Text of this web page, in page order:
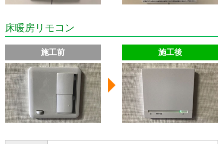
床暖房リモコン
施工前 施工後